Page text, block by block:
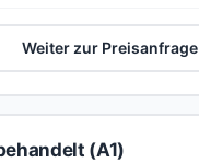
Weiter zur Preisanfrage
(A1)